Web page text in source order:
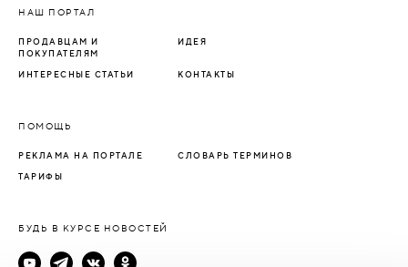
НАШ ПОРТАЛ
ПРОДАВЦАМ И
ПОКУПАТЕЛЯМ
ИДЕЯ
ИНТЕРЕСНЫЕ СТАТЬИ КОНТАКТЫ
ПОМОЩЬ
РЕКЛАМА НА ПОРТАЛЕ СЛОВАРЬ ТЕРМИНОВ
ТАРИФЫ
БУДЬ В КУРСЕ НОВОСТЕЙ